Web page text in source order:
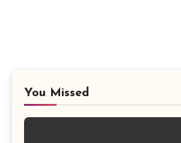
You Missed